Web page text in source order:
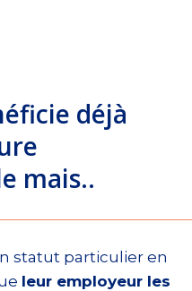
déjà
mais..
statut particulier en
leur employeur les